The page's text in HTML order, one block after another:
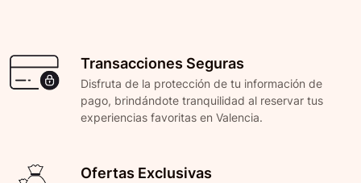
Transacciones Seguras
Disfruta de la protección de tu información de
pago, brindándote tranquilidad al reservar tus
experiencias favoritas en Valencia.
Ofertas Exclusivas